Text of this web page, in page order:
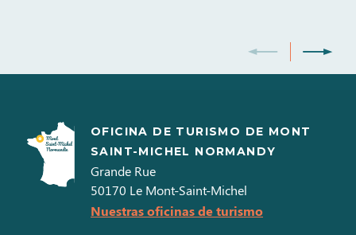
OFICINA DE TURISMO DE MONT
SAINT-MICHEL NORMANDY
Grande Rue
50170 Le Mont-Saint-Michel
Nuestras oficinas de turismo